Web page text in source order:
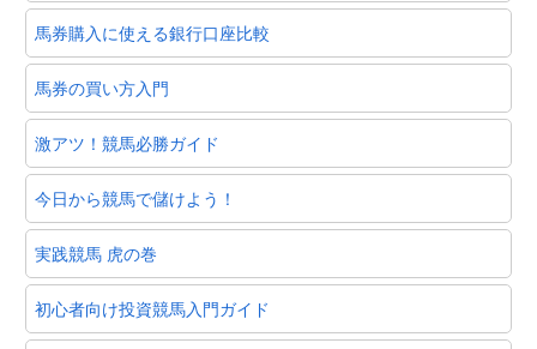
馬券購入に使える銀行口座比較
馬券の買い方入門
激アツ！競馬必勝ガイド
今日から競馬で儲けよう！
実践競馬 虎の巻
初心者向け投資競馬入門ガイド